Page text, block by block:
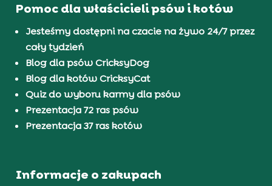
Pomoc dla właścicieli psów i kotów
Jesteśmy dostępni na czacie na żywo 24/7 przez
cały tydzień
Blog dla psów CricksyDog
Blog dla kotów CricksyCat
Quiz do wyboru karmy dla psów
Prezentacja 72 ras psów
Prezentacja 37 ras kotów
Informacje o zakupach